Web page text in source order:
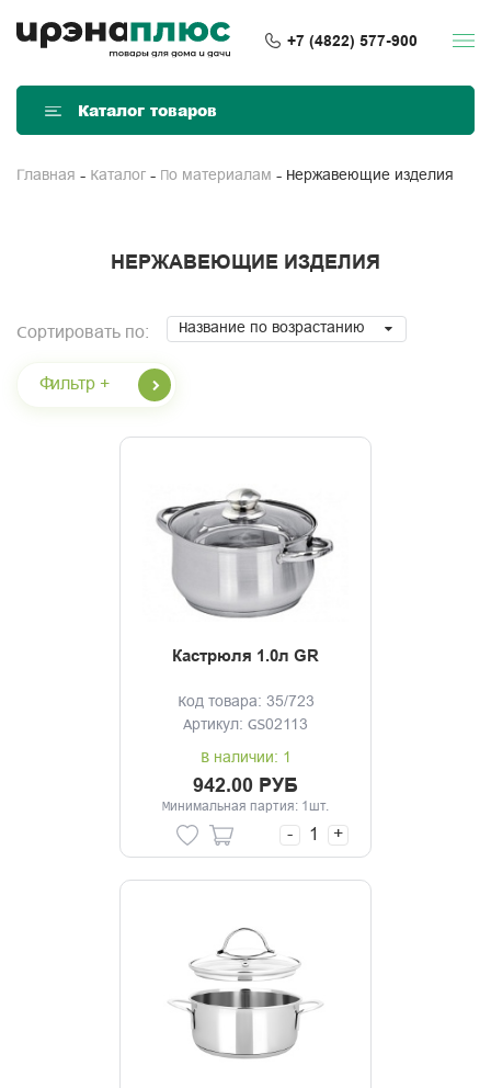
+7 (4822) 577-900
Каталог товаров
Главная Каталог По материалам Нержавеющие изделия
НЕРЖАВЕЮЩИЕ ИЗДЕЛИЯ
Сортировать по: Название по возрастанию
Фильтр +
Кастрюля 1.0л GR
Код товара: 35/723
Артикул: GS02113
В наличии: 1
942.00 РУБ
Минимальная партия: 1шт.
- +